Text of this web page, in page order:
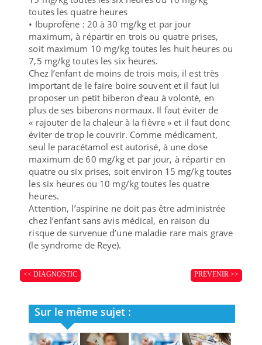
toutes les quatre heures
• Ibuprofène : 20 à 30 mg/kg et par jour
maximum, à répartir en trois ou quatre prises,
soit maximum 10 mg/kg toutes les huit heures ou
7,5 mg/kg toutes les six heures.
Chez l’enfant de moins de trois mois, il est très
important de le faire boire souvent et il faut lui
proposer un petit biberon d’eau à volonté, en
plus de ses biberons normaux. Il faut éviter de
« rajouter de la chaleur à la fièvre » et il faut donc
éviter de trop le couvrir. Comme médicament,
seul le paracétamol est autorisé, à une dose
maximum de 60 mg/kg et par jour, à répartir en
quatre ou six prises, soit environ 15 mg/kg toutes
les six heures ou 10 mg/kg toutes les quatre
heures.
Attention, l’aspirine ne doit pas être administrée
chez l’enfant sans avis médical, en raison du
risque de survenue d’une maladie rare mais grave
(le syndrome de Reye).
<< DIAGNOSTIC PREVENIR >>
Sur le même sujet :